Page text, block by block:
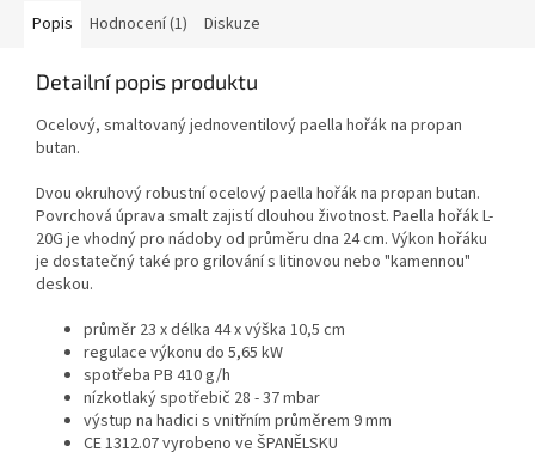
Popis Hodnocení (1) Diskuze
Detailní popis produktu
Ocelový, smaltovaný jednoventilový paella hořák na propan
butan.
Dvou okruhový robustní ocelový paella hořák na propan butan.
Povrchová úprava smalt zajistí dlouhou životnost. Paella hořák L-
20G je vhodný pro nádoby od průměru dna 24 cm. Výkon hořáku
je dostatečný také pro grilování s litinovou nebo "kamennou"
deskou.
průměr 23 x délka 44 x výška 10,5 cm
regulace výkonu do 5,65 kW
spotřeba PB 410 g/h
nízkotlaký spotřebič 28 - 37 mbar
výstup na hadici s vnitřním průměrem 9 mm
CE 1312.07 vyrobeno ve ŠPANĚLSKU